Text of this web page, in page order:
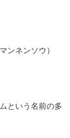
ンネンソウ）
という名前の多